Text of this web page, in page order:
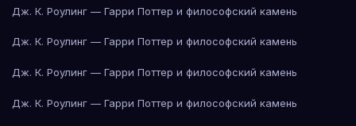
Дж. К. Роулинг — Гарри Поттер и философский камень
Дж. К. Роулинг — Гарри Поттер и философский камень
Дж. К. Роулинг — Гарри Поттер и философский камень
Дж. К. Роулинг — Гарри Поттер и философский камень